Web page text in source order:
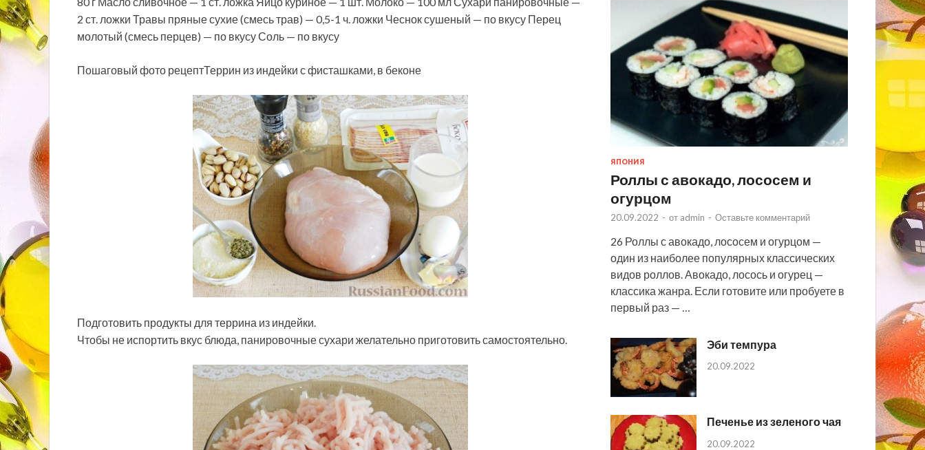
2 ст. ложки Травы пряные сухие (смесь трав) — 0,5-1 ч. ложки Чеснок сушеный — по вкусу Перец
молотый (смесь перцев) — по вкусу Соль — по вкусу
Пошаговый фото рецептТеррин из индейки с фисташками, в беконе
Подготовить продукты для террина из индейки.
Чтобы не испортить вкус блюда, панировочные сухари желательно приготовить самостоятельно.
ЯПОНИЯ
Роллы с авокадо, лососем и
огурцом
20.09.2022 - от admin - Оставьте комментарий
26 Роллы с авокадо, лососем и огурцом —
один из наиболее популярных классических
видов роллов. Авокадо, лосось и огурец —
классика жанра. Если готовите или пробуете в
первый раз — …
Эби темпура
20.09.2022
Печенье из зеленого чая
20.09.2022